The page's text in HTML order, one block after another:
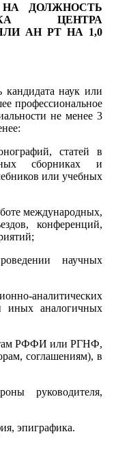
ДОЛЖНОСТЬ
ЦЕНТРА
АН РТ НА 1,0
кандидата наук или
профессиональное
не менее 3
статей в
сборниках и
или учебных
международных,
конференций,
научных
аналитических
иных аналогичных
РФФИ или РГНФ,
соглашениям), в
руководителя,
эпиграфика.